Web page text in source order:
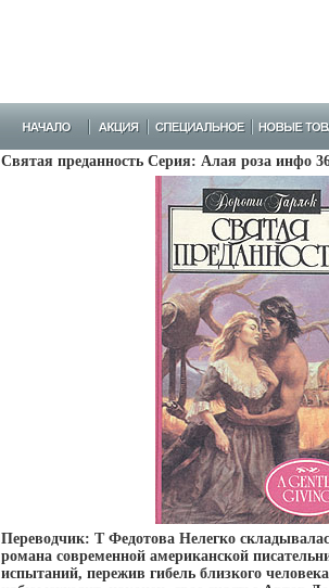
Святая преданность Серия: Алая роза инфо
Переводчик: Т Федотова Нелегко
романа современной американской
испытаний, пережив гибель близкого